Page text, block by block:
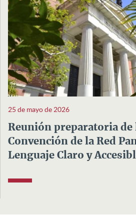
25 de mayo de 2026
Reunión preparatoria de
Convención de la Red
Lenguaje Claro y